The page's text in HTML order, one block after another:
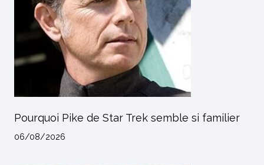
Pourquoi Pike de Star Trek semble si familier
06/08/2026